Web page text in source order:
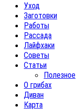
Уход
Заготовки
Работы
Рассада
Лайфхаки
Советы
Статьи
Полезное
О грибах
Диван
Карта